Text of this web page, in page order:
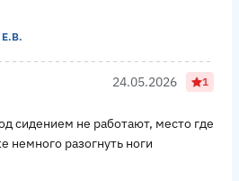
24.05.2026 1
сидением не работают, место где
немного разогнуть ноги